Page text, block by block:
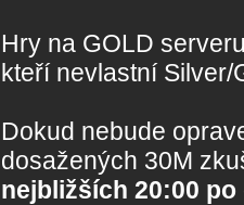
Hry na GOLD
kteří nevlastní Silver/
Dokud nebude
dosažených 30M
nejbližších 20:00